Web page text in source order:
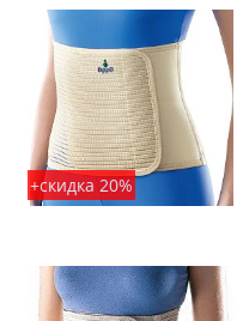
+скидка 20%